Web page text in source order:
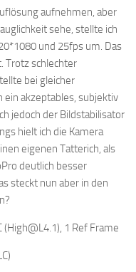
aufnehmen, aber
sehe, stellte ich
und 25fps um. Das
Trotz schlechter
bei gleicher
ein akzeptables, subjektiv
jedoch der Bildstabilisator
hielt ich die Kamera
eigenen Tatterich, als
deutlich besser
steckt nun aber in den
1 Ref Frame